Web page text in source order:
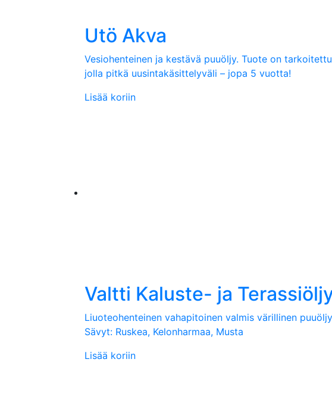
Utö Akva
Vesiohenteinen ja kestävä puuöljy. Tuote on
jolla pitkä uusintakäsittelyväli – jopa 5 vuotta!
Lisää koriin
Valtti Kaluste- ja
Liuoteohenteinen vahapitoinen valmis värillinen
Sävyt: Ruskea, Kelonharmaa, Musta
Lisää koriin